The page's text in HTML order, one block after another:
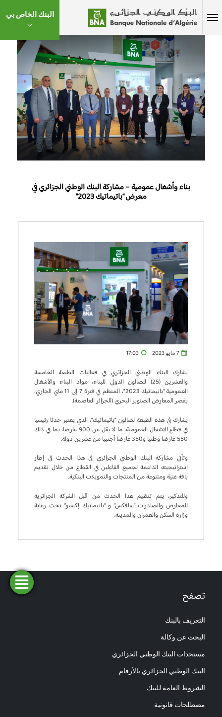
البنك الخاص بي
بناء وأشغال عمومية – مشاركة البنك الوطني الجزائري في
معرض “باتيماتيك 2023”
يشارك البنك الوطني الجزائري في فعاليات الطبعة الخامسة
والعشرين (25) للصالون الدولي للبناء، مواد البناء والأشغال
العمومية “باتيماتيك 2023″، المنظم في فترة 7 إلى 11 ماي الجاري،
بقصر المعارض الصنوبر البحري (الجزائر العاصمة).
يشارك في هذه الطبعة لصالون “باتيماتيك”، الذي يعتبر حدثا رئيسيا
في قطاع الاشغال العمومية، ما لا يقل عن 900 عارضا، بما في ذلك
550 عارضا وطنيا و350 عارضا أجنبيا من عشرين دولة.
وتأتي مشاركة البنك الوطني الجزائري في هذا الحدث في إطار
استراتيجيته الداعمة لجميع الفاعلين في القطاع من خلال تقديم
باقة غنية ومتنوعة من المنتجات والتمويلات البنكية.
وللتذكير، يتم تنظيم هذا الحدث من قبل الشركة الجزائرية
للمعارض والصادرات “سافكس” و “باتيماتيك إكسبو” تحت رعاية
وزارة السكن والعمران والمدينة.
تصفح
التعريف بالبنك
البحث عن وكالة
مستجدات البنك الوطني الجزائري
البنك الوطني الجزائري بالأرقام
الشروط العامة للبنك
مصطلحات قانونية
ابحث
عن وكالة
طلب
تمويل
المحاكاة
فتح
حساب